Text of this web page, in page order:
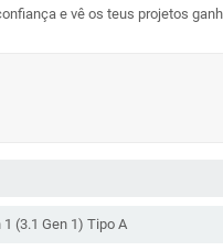
e vê os teus projetos
(3.1 Gen 1) Tipo A